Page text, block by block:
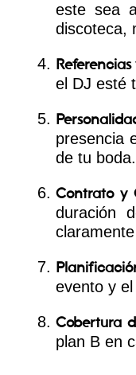
este sea
discoteca,
el DJ esté
presencia
de tu boda.
Contrato y
duración
evento y
Cobertura
plan B en